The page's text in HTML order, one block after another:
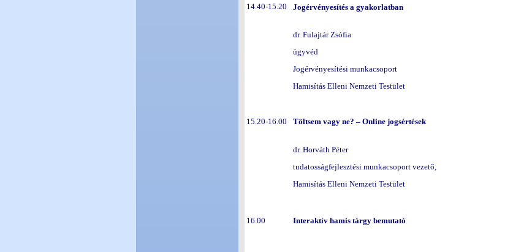
14.40-15.20 Jogérvényesítés a gyakorlatban
dr. Fulajtár Zsófia
ügyvéd
Jogérvényesítési munkacsoport
Hamisítás Elleni Nemzeti Testület
15.20-16.00 Töltsem vagy ne? – Online jogsértések
dr. Horváth Péter
tudatosságfejlesztési munkacsoport vezető,
Hamisítás Elleni Nemzeti Testület
16.00 Interaktív hamis tárgy bemutató